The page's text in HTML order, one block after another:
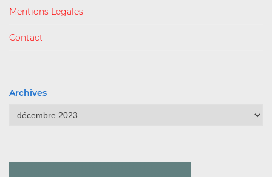
Mentions Legales
Contact
Archives
Archives